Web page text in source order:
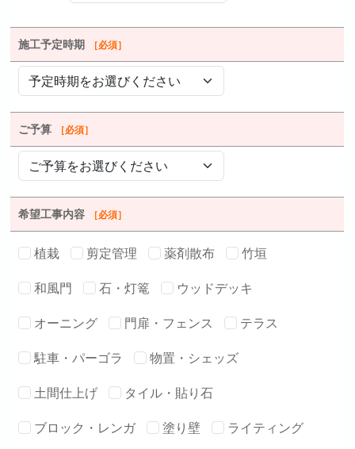
施工予定時期 ［必須］
ご予算 ［必須］
希望工事内容 ［必須］
植栽 剪定管理 薬剤散布
竹垣
和風門
石・灯篭
ウッドデッキ
オーニング
門扉・フェンス
テラス
駐車・パーゴラ
物置・シェッズ
土間仕上げ
タイル・貼り石
ブロック・レンガ
塗り壁 ライティング